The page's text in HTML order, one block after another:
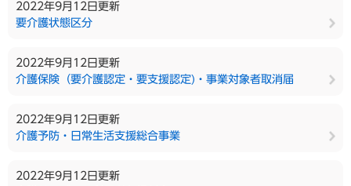
2022年9月12日更新
要介護状態区分
2022年9月12日更新
介護保険（要介護認定・要支援認定)・事業対象者取消届
2022年9月12日更新
介護予防・日常生活支援総合事業
2022年9月12日更新